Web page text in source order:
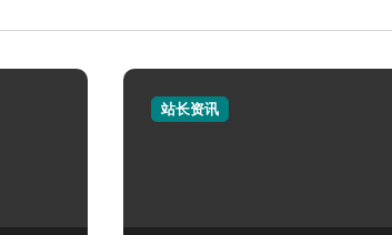
站长资讯